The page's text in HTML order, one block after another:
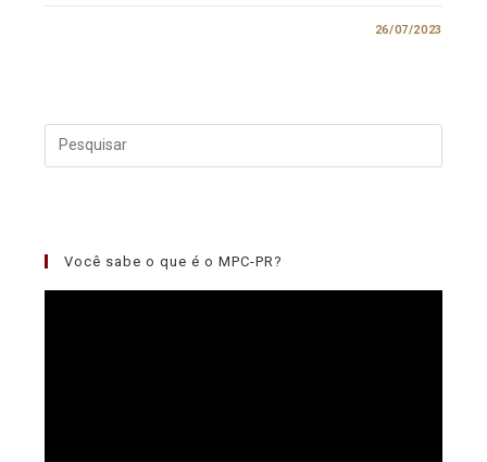
26/07/2023
Você sabe o que é o MPC-PR?